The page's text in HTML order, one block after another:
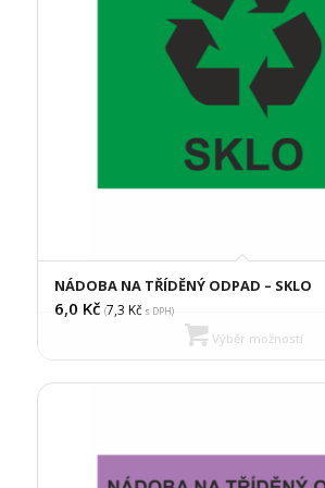
NÁDOBA NA TŘÍDĚNÝ ODPAD – SKLO
6,0 Kč (7,3 Kčs DPH)
Výběr možností